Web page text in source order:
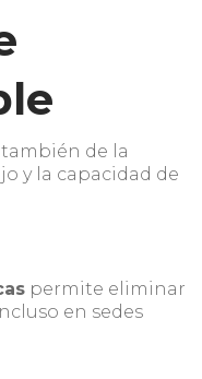
de la
y la capacidad de
permite eliminar
en sedes